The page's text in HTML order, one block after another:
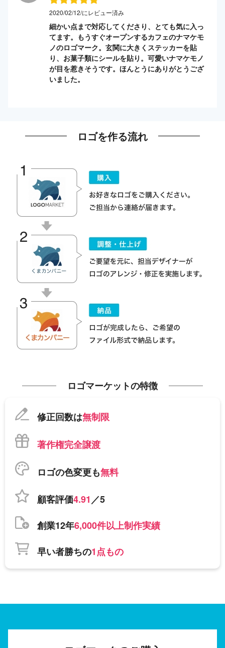
2020/02/12/にレビュー済み
細かい点まで対応してくださり、とても気に入っ
てます。もうすぐオープンするカフェのナマケモ
ノのロゴマーク。玄関に大きくステッカーを貼
り、お菓子類にシールを貼り。可愛いナマケモノ
が目を惹きそうです。ほんとうにありがとうござ
いました。
ロゴを作る流れ
ロゴマーケットの特徴
修正回数は無制限
著作権完全譲渡
ロゴの色変更も無料
顧客評価4.91／5
創業12年6,000件以上制作実績
早い者勝ちの1点もの